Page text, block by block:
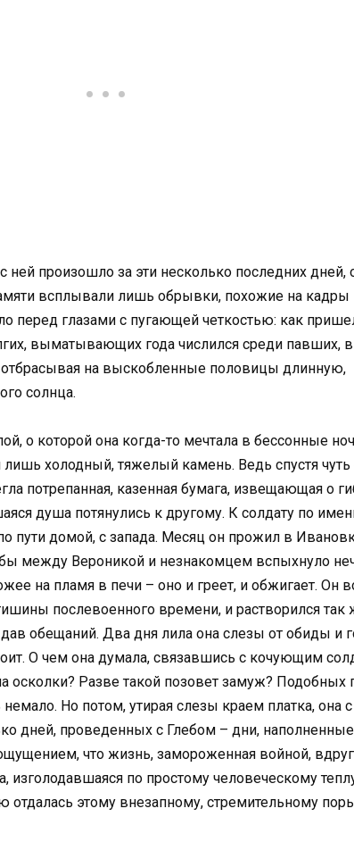
ней произошло за эти несколько последних
всплывали лишь обрывки, похожие на кадры
перед глазами с пугающей четкостью: как
выматывающих года числился среди павших,
отбрасывая на выскобленные половицы длинную,
солнца.
о которой она когда-то мечтала в бессонные
лишь холодный, тяжелый камень. Ведь спустя
потрепанная, казенная бумага, извещающая о
душа потянулись к другому. К солдату по
пути домой, с запада. Месяц он прожил в
между Вероникой и незнакомцем вспыхнуло
на пламя в печи – оно и греет, и обжигает. Он
послевоенного времени, и растворился так
обещаний. Два дня лила она слезы от обиды и
О чем она думала, связавшись с кочующим
осколки? Разве такой позовет замуж?
немало. Но потом, утирая слезы краем платка, она
дней, проведенных с Глебом – дни,
что жизнь, замороженная войной, вдруг
изголодавшаяся по простому человеческому
этому внезапному, стремительному